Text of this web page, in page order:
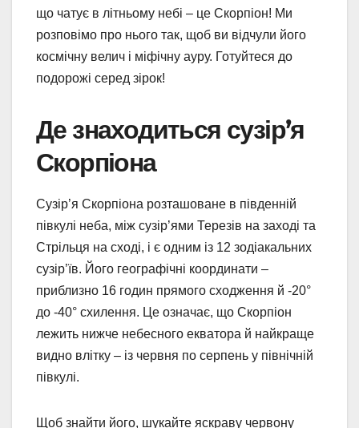
що чатує в літньому небі – це Скорпіон! Ми
розповімо про нього так, щоб ви відчули його
космічну велич і міфічну ауру. Готуйтеся до
подорожі серед зірок!
Де знаходиться сузір’я
Скорпіона
Сузір’я Скорпіона розташоване в південній
півкулі неба, між сузір’ями Терезів на заході та
Стрільця на сході, і є одним із 12 зодіакальних
сузір’їв. Його географічні координати –
приблизно 16 годин прямого сходження й -20°
до -40° схилення. Це означає, що Скорпіон
лежить нижче небесного екватора й найкраще
видно влітку – із червня по серпень у північній
півкулі.
Щоб знайти його, шукайте яскраву червону